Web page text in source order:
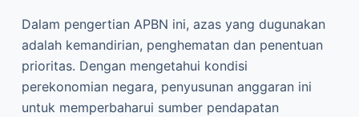
Dalam pengertian APBN ini, azas yang dugunakan
adalah kemandirian, penghematan dan penentuan
prioritas. Dengan mengetahui kondisi
perekonomian negara, penyusunan anggaran ini
untuk memperbaharui sumber pendapatan